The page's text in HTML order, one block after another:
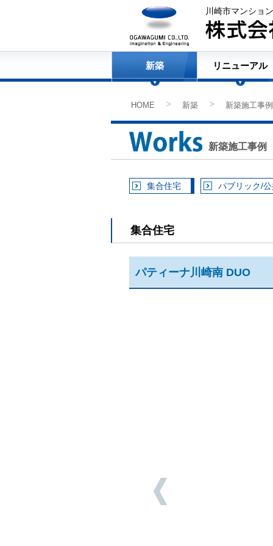
川崎市マンショ
新築 リニューアル
HOME
新築
新築施工事例
新築施工事例
集合住宅 パブリック/
集合住宅
パティーナ川崎南 DUO